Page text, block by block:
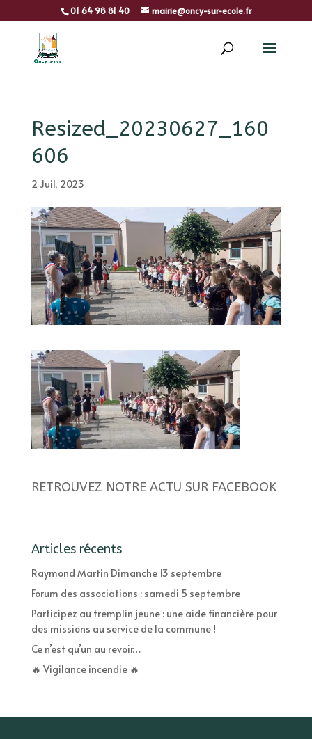
01 64 98 81 40 mairie@oncy-sur-ecole.fr
Resized_20230627_160
606
2 Juil, 2023
RETROUVEZ NOTRE ACTU SUR FACEBOOK
Articles récents
Raymond Martin Dimanche 13 septembre
Forum des associations : samedi 5 septembre
Participez au tremplin jeune : une aide financière pour
des missions au service de la commune !
Ce n’est qu’un au revoir…
🔥 Vigilance incendie 🔥